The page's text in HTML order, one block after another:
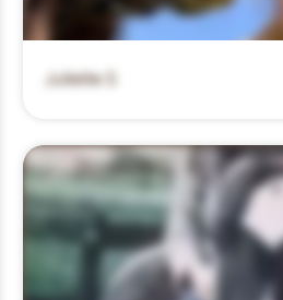
Juliette S